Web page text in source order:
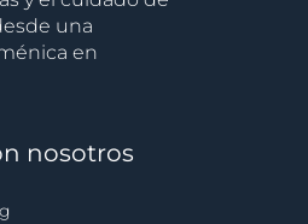
una
en
nosotros